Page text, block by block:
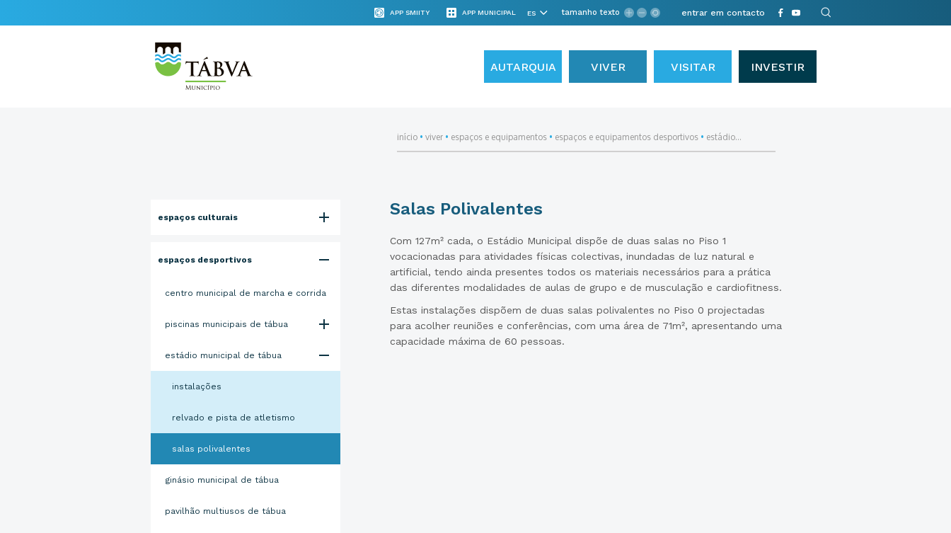
APP SMIITY APP MUNICIPAL tamanho texto entrar em contacto
AUTARQUIA VIVER VISITAR INVESTIR
espaços culturais
espaços desportivos
centro municipal de marcha e corrida
piscinas municipais de tábua
estádio municipal de tábua
instalações
relvado e pista de atletismo
salas polivalentes
ginásio municipal de tábua
pavilhão multiusos de tábua
início•viver• espaços e equipamentos• espaços e equipamentos desportivos• estádio...
Salas Polivalentes
Com 127m² cada, o Estádio Municipal dispõe de duas salas no Piso 1
vocacionadas para atividades físicas colectivas, inundadas de luz natural e
artificial, tendo ainda presentes todos os materiais necessários para a prática
das diferentes modalidades de aulas de grupo e de musculação e cardiofitness.
Estas instalações dispõem de duas salas polivalentes no Piso 0 projectadas
para acolher reuniões e conferências, com uma área de 71m², apresentando uma
capacidade máxima de 60 pessoas.